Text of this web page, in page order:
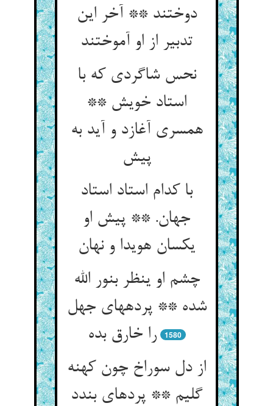
دوختند ** آخر این
تدبیر از او آموختند
نحس شاگردی که با
استاد خویش **
همسری آغازد و آید به
پیش‏
با کدام استاد استاد
جهان. ** پیش او
یکسان هویدا و نهان
چشم او ینظر بنور الله
شده ** پرده‏های جهل
را خارق بده‏
1580
از دل سوراخ چون کهنه
گلیم ** پرده‏ای بندد